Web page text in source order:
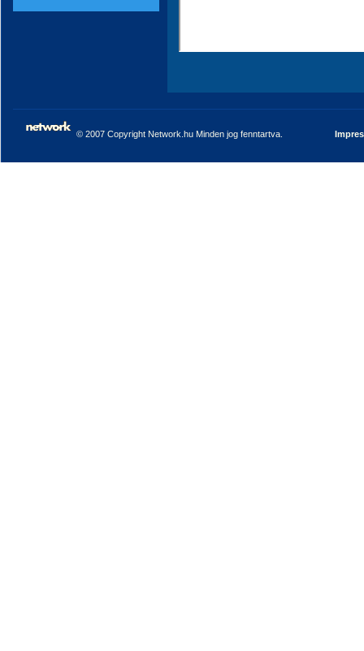
© 2007 Copyright Network.hu Minden jog fenntartva.